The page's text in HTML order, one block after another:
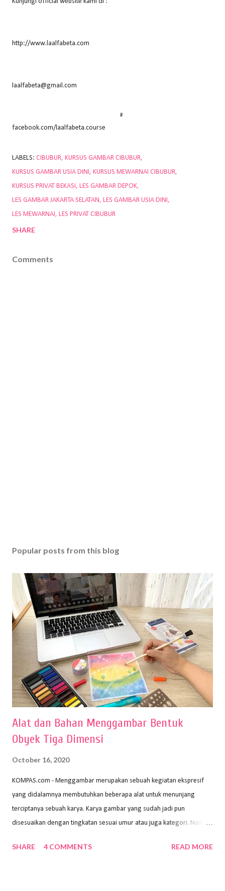
http://www.laalfabeta.com
laalfabeta@gmail.com
facebook.com/laalfabeta.course
LABELS: CIBUBUR KURSUS GAMBAR CIBUBUR
KURSUS GAMBAR USIA DINI
KURSUS MEWARNAI CIBUBUR
KURSUS PRIVAT BEKASI
LES GAMBAR DEPOK
LES GAMBAR JAKARTA SELATAN
LES GAMBAR USIA DINI
LES MEWARNAI
LES PRIVAT CIBUBUR
SHARE
Comments
Popular posts from this blog
Alat dan Bahan Menggambar Bentuk
Obyek Tiga Dimensi
October 16, 2020
KOMPAS.com - Menggambar merupakan sebuah kegiatan ekspresif
yang didalamnya membutuhkan beberapa alat untuk menunjang
terciptanya sebuah karya. Karya gambar yang sudah jadi pun
disesuaikan dengan tingkatan sesuai umur atau juga kategori. Namun,
sehingga hasilnya bisa dilihat. Peran alat dan bahan sangat
SHARE 4 COMMENTS READ MORE